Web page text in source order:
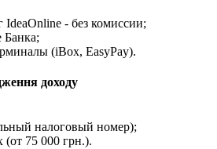
- без комиссии;
Банка;
(iBox, EasyPay).
доходу
налоговый номер);
(от 75 000 грн.).